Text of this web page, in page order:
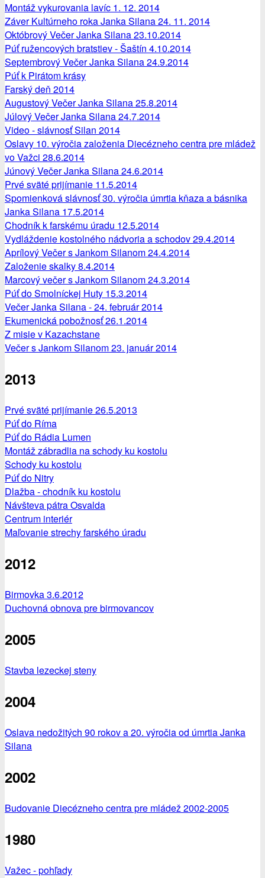
Montáž vykurovania lavíc 1. 12. 2014
Záver Kultúrneho roka Janka Silana 24. 11. 2014
Októbrový Večer Janka Silana 23.10.2014
Púť ružencových bratstiev - Šaštín 4.10.2014
Septembrový Večer Janka Silana 24.9.2014
Púť k Pirátom krásy
Farský deň 2014
Augustový Večer Janka Silana 25.8.2014
Júlový Večer Janka Silana 24.7.2014
Video - slávnosť Silan 2014
Oslavy 10. výročia založenia Diecézneho centra pre mládež
vo Važci 28.6.2014
Júnový Večer Janka Silana 24.6.2014
Prvé sväté prijímanie 11.5.2014
Spomienková slávnosť 30. výročia úmrtia kňaza a básnika
Janka Silana 17.5.2014
Chodník k farskému úradu 12.5.2014
Vydláždenie kostolného nádvoria a schodov 29.4.2014
Aprílový Večer s Jankom Silanom 24.4.2014
Založenie skalky 8.4.2014
Marcový večer s Jankom Silanom 24.3.2014
Púť do Smolníckej Huty 15.3.2014
Večer Janka Silana - 24. február 2014
Ekumenická pobožnosť 26.1.2014
Z misie v Kazachstane
Večer s Jankom Silanom 23. január 2014
2013
Prvé sväté prijímanie 26.5.2013
Púť do Ríma
Púť do Rádia Lumen
Montáž zábradlia na schody ku kostolu
Schody ku kostolu
Púť do Nitry
Dlažba - chodník ku kostolu
Návšteva pátra Osvalda
Centrum interiér
Maľovanie strechy farského úradu
2012
Birmovka 3.6.2012
Duchovná obnova pre birmovancov
2005
Stavba lezeckej steny
2004
Oslava nedožitých 90 rokov a 20. výročia od úmrtia Janka
Silana
2002
Budovanie Diecézneho centra pre mládež 2002-2005
1980
Važec - pohľady